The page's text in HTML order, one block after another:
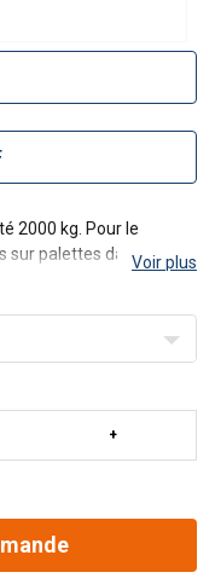
2000 kg. Pour le
palettes dans un
permettant le
Voir plus